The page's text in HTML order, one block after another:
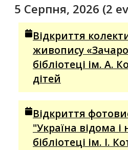
5 Серпня, 2026 (2
Відкриття
живопису
бібліотеці ім. А.
дітей
Відкриття
"Україна відома і
бібліотеці ім. І.